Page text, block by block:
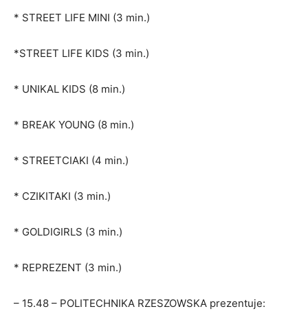
* STREET LIFE MINI (3 min.)
*STREET LIFE KIDS (3 min.)
* UNIKAL KIDS (8 min.)
* BREAK YOUNG (8 min.)
* STREETCIAKI (4 min.)
* CZIKITAKI (3 min.)
* GOLDIGIRLS (3 min.)
* REPREZENT (3 min.)
– 15.48 – POLITECHNIKA RZESZOWSKA prezentuje: